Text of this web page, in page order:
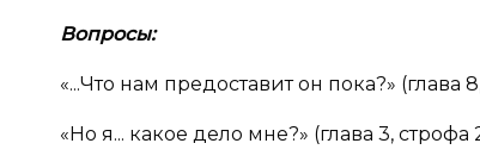
Вопросы:
«...Что нам предоставит он пока?» (глава
«Но я... какое дело мне?» (глава 3, строфа